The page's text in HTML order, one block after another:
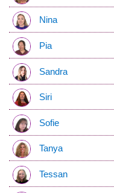
Nina
Pia
Sandra
Siri
Sofie
Tanya
Tessan